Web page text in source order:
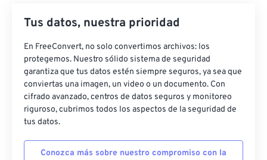
Tus datos, nuestra prioridad
En FreeConvert, no solo convertimos archivos: los
protegemos. Nuestro sólido sistema de seguridad
garantiza que tus datos estén siempre seguros, ya sea que
conviertas una imagen, un video o un documento. Con
cifrado avanzado, centros de datos seguros y monitoreo
riguroso, cubrimos todos los aspectos de la seguridad de
tus datos.
Conozca más sobre nuestro compromiso con la